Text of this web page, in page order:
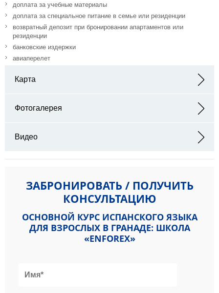
доплата за учебные материалы
доплата за специальное питание в семье или резиденции
возвратный депозит при бронировании апартаментов или
резиденции
банковские издержки
авиаперелет
Карта
Фотогалерея
Видео
ЗАБРОНИРОВАТЬ / ПОЛУЧИТЬ
КОНСУЛЬТАЦИЮ
ОСНОВНОЙ КУРС ИСПАНСКОГО ЯЗЫКА
ДЛЯ ВЗРОСЛЫХ В ГРАНАДЕ: ШКОЛА
«ENFOREX»